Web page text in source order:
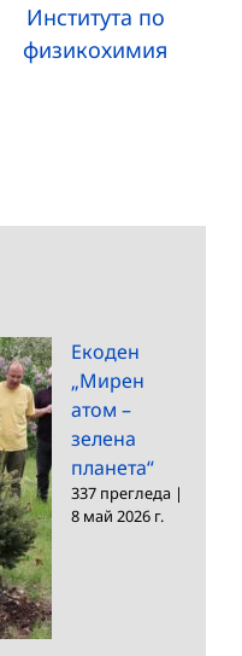
Института по
физикохимия
Екоден
„Мирен
атом –
зелена
планета“
337 прегледа |
8 май 2026 г.